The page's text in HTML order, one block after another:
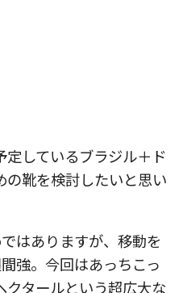
しているブラジル＋ド
の靴を検討したいと思い
はありますが、移動を
強。今回はあっちこっ
クタールという超広大な